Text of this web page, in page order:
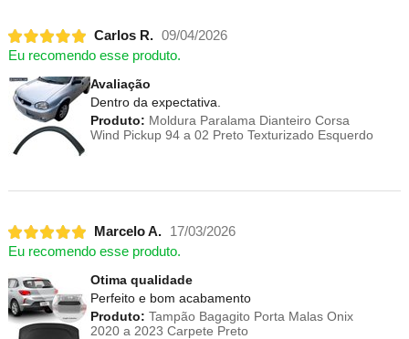
Carlos R. 09/04/2026
Eu recomendo esse produto.
Avaliação
Dentro da expectativa.
Produto: Moldura Paralama Dianteiro Corsa
Wind Pickup 94 a 02 Preto Texturizado Esquerdo
Marcelo A.
17/03/2026
Eu recomendo esse produto.
Otima qualidade
Perfeito e bom acabamento
Produto: Tampão Bagagito Porta Malas Onix
2020 a 2023 Carpete Preto